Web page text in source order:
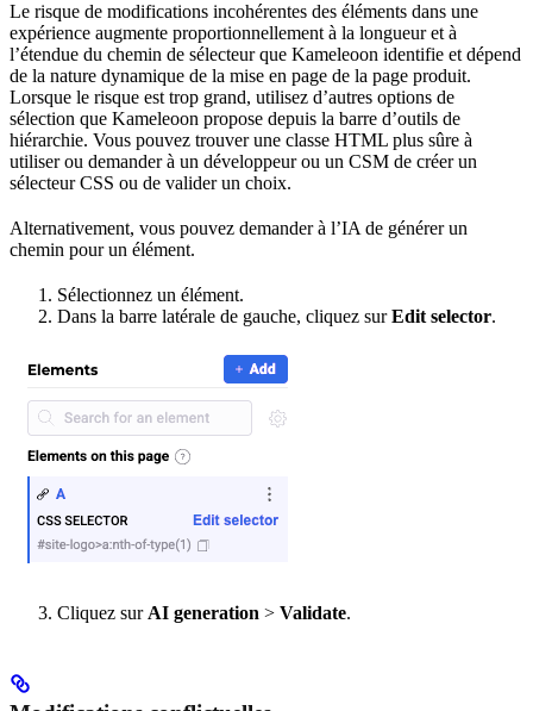
Le risque de modifications incohérentes des éléments dans une
expérience augmente proportionnellement à la longueur et à
l’étendue du chemin de sélecteur que Kameleoon identifie et dépend
de la nature dynamique de la mise en page de la page produit.
Lorsque le risque est trop grand, utilisez d’autres options de
sélection que Kameleoon propose depuis la barre d’outils de
hiérarchie. Vous pouvez trouver une classe HTML plus sûre à
utiliser ou demander à un développeur ou un CSM de créer un
sélecteur CSS ou de valider un choix.
Alternativement, vous pouvez demander à l’IA de générer un
chemin pour un élément.
Sélectionnez un élément.
Dans la barre latérale de gauche, cliquez surEdit selector.
Cliquez sur AI generation > Validate.